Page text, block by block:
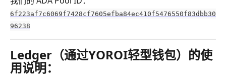
6f223af7c6069f7428cf7605efba84ec410f5476550f83dbb30
96238
Ledger（通过YOROI轻型钱包）的使
用说明：